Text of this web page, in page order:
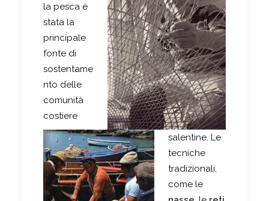
la pesca è
stata la
principale
fonte di
sostentame
nto delle
comunità
costiere
salentine. Le
tecniche
tradizionali,
come le